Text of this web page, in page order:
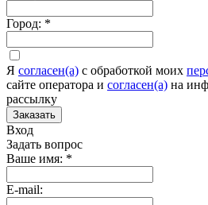
Город: *
Я согласен(а) c обработкой моих
сайте оператора и согласен(а) на
рассылку
Заказать
Вход
Задать вопрос
Ваше имя: *
E-mail: